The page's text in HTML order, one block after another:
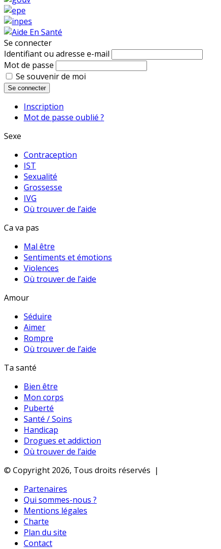
Se connecter
Identifiant ou adresse e-mail
Mot de passe
Se souvenir de moi
Se connecter
Inscription
Mot de passe oublié ?
Sexe
Contraception
IST
Sexualité
Grossesse
IVG
Où trouver de l’aide
Ca va pas
Mal être
Sentiments et émotions
Violences
Où trouver de l’aide
Amour
Séduire
Aimer
Rompre
Où trouver de l’aide
Ta santé
Bien être
Mon corps
Puberté
Santé / Soins
Handicap
Drogues et addiction
Où trouver de l’aide
© Copyright 2026, Tous droits réservés |
Partenaires
Qui sommes-nous ?
Mentions légales
Charte
Plan du site
Contact